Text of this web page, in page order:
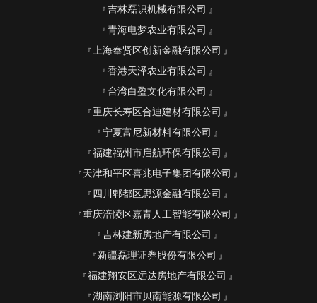
吉林磊识机械有限公司
青海电梦农业有限公司
上海奉贤区创新金融有限公司
香港天泽农业有限公司
台湾白盈文化有限公司
重庆长寿区合迪建材有限公司
宁夏富尼新材料有限公司
福建福州市启航环保有限公司
天津和平区喜兆电子集团有限公司
四川郫都区思源金融有限公司
重庆涪陵区嘉青人工智能有限公司
吉林建新房地产有限公司
新疆磊理证券股份有限公司
福建翔安区远达房地产有限公司
湖南浏阳市贝南能源有限公司